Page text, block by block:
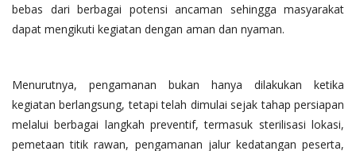
bebas dari berbagai potensi ancaman sehingga masyarakat
dapat mengikuti kegiatan dengan aman dan nyaman.
Menurutnya, pengamanan bukan hanya dilakukan ketika
kegiatan berlangsung, tetapi telah dimulai sejak tahap persiapan
melalui berbagai langkah preventif, termasuk sterilisasi lokasi,
pemetaan titik rawan, pengamanan jalur kedatangan peserta,